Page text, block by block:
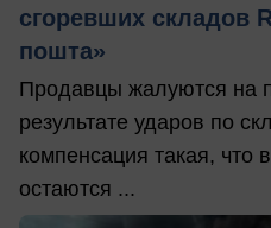
сгоревших складов
пошта»
Продавцы жалуются на
результате ударов по
компенсация такая, что
остаются ...